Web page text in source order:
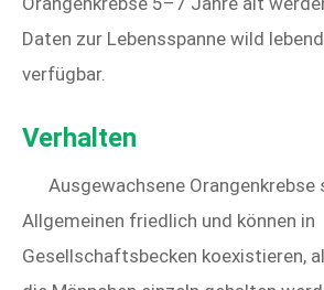
Daten zur Lebensspanne wild
verfügbar.
Verhalten
Ausgewachsene Orangenkrebse
Allgemeinen friedlich und können in
Gesellschaftsbecken koexistieren,